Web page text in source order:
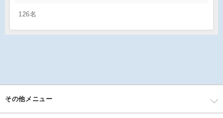
126名
その他メニュー